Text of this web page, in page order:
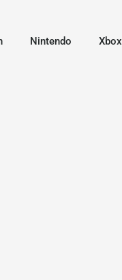
Nintendo Xbox